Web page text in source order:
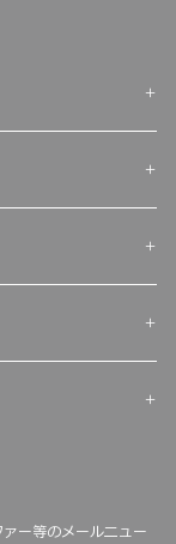
ー等のメールニュー